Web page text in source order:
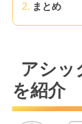
まとめ
アシッ
を紹介